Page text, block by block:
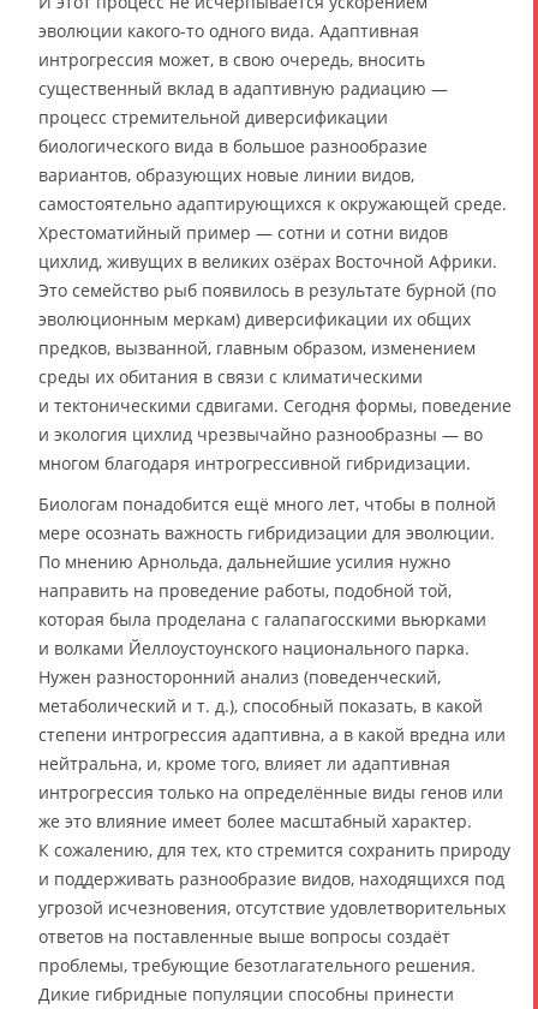
эволюции какого-то одного вида. Адаптивная
интрогрессия может, в свою очередь, вносить
существенный вклад в адаптивную радиацию —
процесс стремительной диверсификации
биологического вида в большое разнообразие
вариантов, образующих новые линии видов,
самостоятельно адаптирующихся к окружающей среде.
Хрестоматийный пример — сотни и сотни видов
цихлид, живущих в великих озёрах Восточной Африки.
Это семейство рыб появилось в результате бурной (по
эволюционным меркам) диверсификации их общих
предков, вызванной, главным образом, изменением
среды их обитания в связи с климатическими
и тектоническими сдвигами. Сегодня формы, поведение
и экология цихлид чрезвычайно разнообразны — во
многом благодаря интрогрессивной гибридизации.
Биологам понадобится ещё много лет, чтобы в полной
мере осознать важность гибридизации для эволюции.
По мнению Арнольда, дальнейшие усилия нужно
направить на проведение работы, подобной той,
которая была проделана с галапагосскими вьюрками
и волками Йеллоустоунского национального парка.
Нужен разносторонний анализ (поведенческий,
метаболический и т. д.), способный показать, в какой
степени интрогрессия адаптивна, а в какой вредна или
нейтральна, и, кроме того, влияет ли адаптивная
интрогрессия только на определённые виды генов или
же это влияние имеет более масштабный характер.
К сожалению, для тех, кто стремится сохранить природу
и поддерживать разнообразие видов, находящихся под
угрозой исчезновения, отсутствие удовлетворительных
ответов на поставленные выше вопросы создаёт
проблемы, требующие безотлагательного решения.
Дикие гибридные популяции способны принести